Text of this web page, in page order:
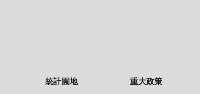
統計園地 重大政策